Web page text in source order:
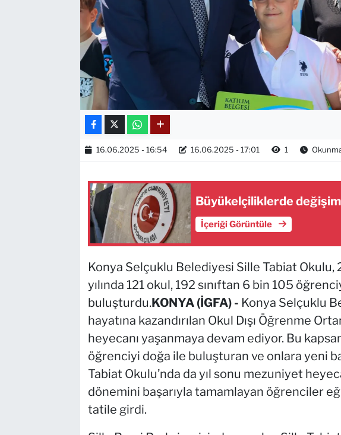
16.06.2025 - 16:54 16.06.2025 - 17:01 1
Büyükelçiliklerde
İçeriği Görüntüle
Konya Selçuklu Belediyesi Sille Tabiat
yılında 121 okul, 192 sınıftan 6 bin 105
buluşturdu.KONYA (İGFA) - Konya Selçuklu
hayatına kazandırılan Okul Dışı Öğrenme
heyecanı yaşanmaya devam ediyor. Bu
öğrenciyi doğa ile buluşturan ve onlara yeni
Tabiat Okulu’nda da yıl sonu mezuniyet
dönemini başarıyla tamamlayan öğrenciler
tatile girdi.